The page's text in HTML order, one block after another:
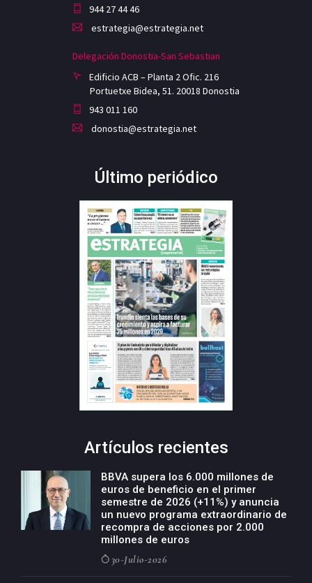
944 27 44 46
estrategia@estrategia.net
Delegación Donostia-San Sebastian
Edificio ACB – Planta 2 Ofic. 216
Portuetxe Bidea, 51. 20018 Donostia
943 011 160
donostia@estrategia.net
Último periódico
Artículos recientes
BBVA supera los 6.000 millones de
euros de beneficio en el primer
semestre de 2026 (+11%) y anuncia
un nuevo programa extraordinario de
recompra de acciones por 2.000
millones de euros
30-Julio-2026